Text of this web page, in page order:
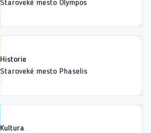
Staroveké mesto Olympos
Historie
Staroveké mesto Phaselis
Kultura